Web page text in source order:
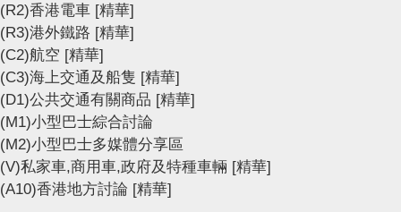
(R2)香港電車 [精華]
(R3)港外鐵路 [精華]
(C2)航空 [精華]
(C3)海上交通及船隻 [精華]
(D1)公共交通有關商品 [精華]
(M1)小型巴士綜合討論
(M2)小型巴士多媒體分享區
(V)私家車,商用車,政府及特種車輛 [精華]
(A10)香港地方討論 [精華]